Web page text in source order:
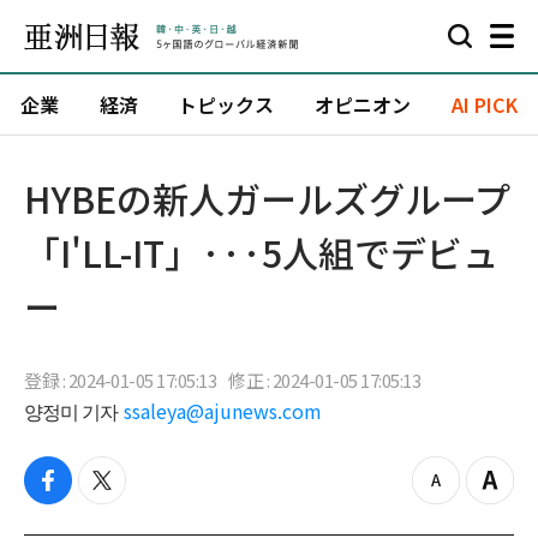
企業 経済 トピックス オピニオン AI PICK
HYBEの新人ガールズグループ
「I'LL-IT」···5人組でデビュ
ー
登録 : 2024-01-05 17:05:13 修正 : 2024-01-05 17:05:13
양정미 기자 ssaleya@ajunews.com
f
t
z
Z